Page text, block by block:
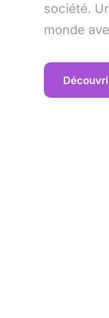
société.
monde